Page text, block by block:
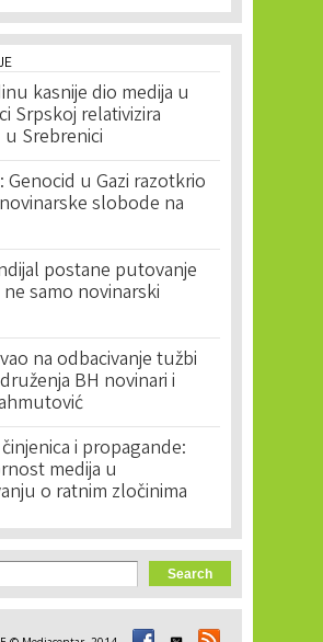
kasnije dio medija u
Srpskoj relativizira
Srebrenici
Genocid u Gazi razotkrio
slobode na
postane putovanje
samo novinarski
na odbacivanje tužbi
BH novinari i
i propagande:
medija u
o ratnim zločinima
form